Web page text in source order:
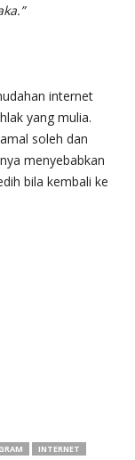
internet
yang mulia.
soleh dan
menyebabkan
bila kembali ke
INTERNET